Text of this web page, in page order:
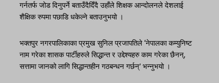
गर्नतर्फ जोड दिनुपर्ने बताउँदैदिँदै उहाँले शिक्षक आन्दोलनले देशलाई
शैक्षिक रुपमा पछाडि धकेल्ने बताउनुभयो ।
भक्तपुर नगरपालिकाका प्रमुख सुनिल प्रजापतिले ‘नेपालका कम्युनिष्ट
नाम गरेका शासक पार्टीहरुले सिद्धान्त र उद्देश्यहरु काम गरेका छैनन्,
सत्तामा जानको लागि सिद्धान्तहीन गठबन्धन गर्छन्’ भन्नुभयो ।